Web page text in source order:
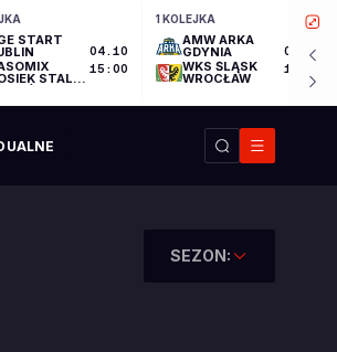
START
STAL
04.10
15:00
1 KOLEJKA
AMW ARKA
GDYNIA
WKS ŚLĄSK
WROCŁAW
04.10
17:30
SEZON: